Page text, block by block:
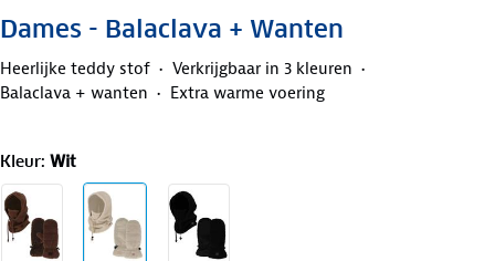
Dames - Balaclava + Wanten
Heerlijke teddy stof
Verkrijgbaar in 3 kleuren
Balaclava + wanten
Extra warme voering
Kleur: Wit